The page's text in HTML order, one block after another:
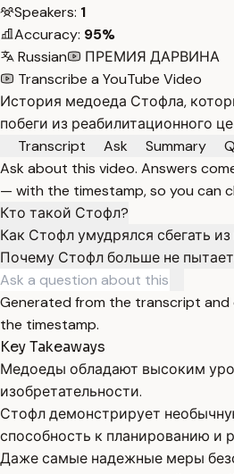
Speakers: 1
Accuracy: 95%
Russian
ПРЕМИЯ ДАРВИНА
Transcribe a YouTube Video
История медоеда Стофла,
побеги из реабилитационного
Transcript
Ask Summary
Ask about this video. Answers
— with the timestamp, so you can
Кто такой Стофл?
Как Стофл умудрялся сбегать
Почему Стофл больше не
Generated from the transcript
the timestamp.
Key Takeaways
Медоеды обладают высоким
изобретательности.
Стофл демонстрирует
способность к планированию и
Даже самые надежные меры